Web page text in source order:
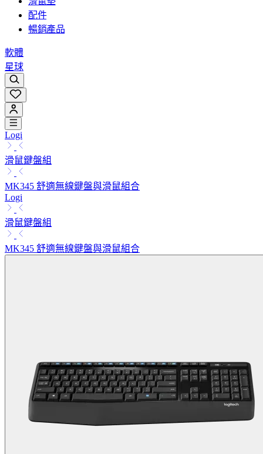
配件
暢銷產品
軟體
星球
Logi
滑鼠鍵盤組
MK345 舒適無線鍵盤與滑鼠組合
Logi
滑鼠鍵盤組
MK345 舒適無線鍵盤與滑鼠組合